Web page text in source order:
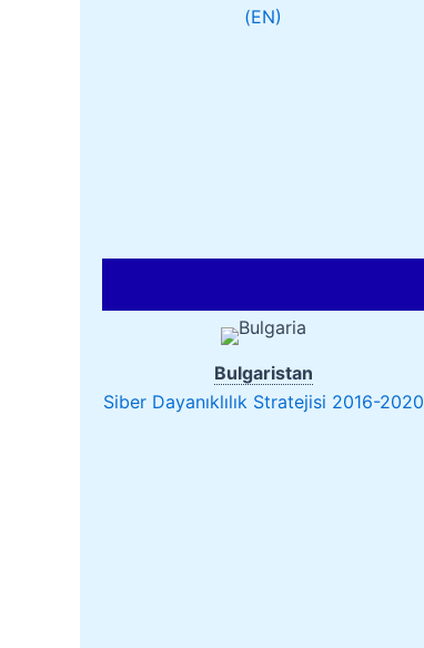
(EN)
Bulgaristan
Siber Dayanıklılık Stratejisi 2016-2020